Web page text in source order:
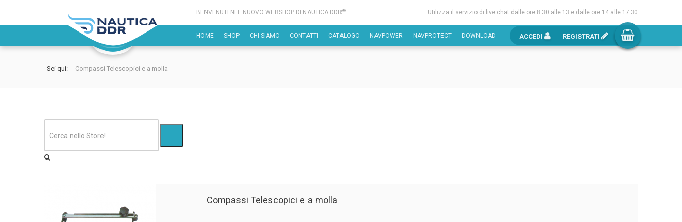
BENVENUTI NEL NUOVO WEBSHOP DI NAUTICA DDR® Utilizza il servizio di live chat dalle ore 8:30 alle 13 e dalle ore 14 alle 17:30
HOME SHOP CHI SIAMO CONTATTI CATALOGO NAVPOWER NAVPROTECT DOWNLOAD ACCEDI REGISTRATI
Sei qui: Compassi Telescopici e a molla
Compassi Telescopici e a molla